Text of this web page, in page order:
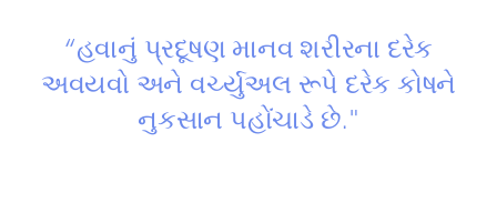
“હવાનું પ્રદૂષણ માનવ શરીરના દરેક
અવયવો અને વર્ચ્યુઅલ રૂપે દરેક કોષને
નુકસાન પહોંચાડે છે."